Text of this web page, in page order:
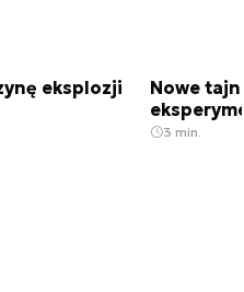
eksplozji
Nowe
3 min.